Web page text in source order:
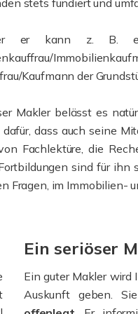
stets fundiert und
er kann z. B.
Kaufmann der
Makler belässt es
dafür, dass auch seine
Fachlektüre, die
sind für
Fragen, im Immobilien-
Ein seriöser
Ein guter Makler wird
Auskunft geben.